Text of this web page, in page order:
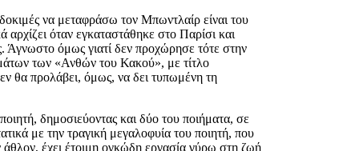
να μεταφράσω τον Μπωντλαίρ είναι του
όταν εγκαταστάθηκε στο Παρίσι και
όμως γιατί δεν προχώρησε τότε στην
των «Ανθών του Κακού», με τίτλο
όμως, να δει τυπωμένη τη
δημοσιεύοντας και δύο του ποιήματα, σε
με την τραγική μεγαλοφυία του ποιητή, που
έχει έτοιμη ογκώδη εργασία γύρω στη ζωή